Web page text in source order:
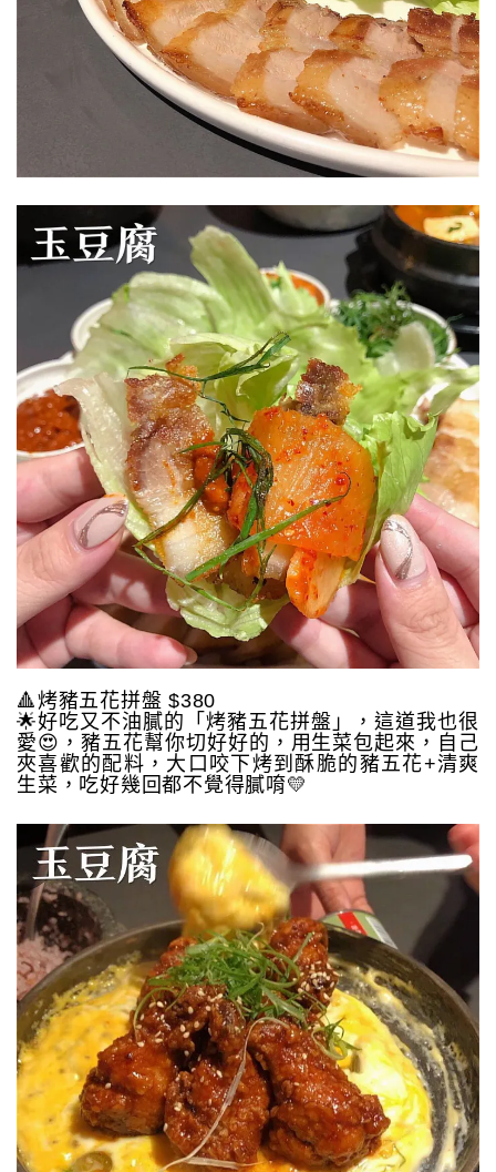
🔺烤豬五花拼盤 $380
🌟好吃又不油膩的「烤豬五花拼盤」，這道我也很
愛😍，豬五花幫你切好好的，用生菜包起來，自己
夾喜歡的配料，大口咬下烤到酥脆的豬五花+清爽
生菜，吃好幾回都不覺得膩唷💛